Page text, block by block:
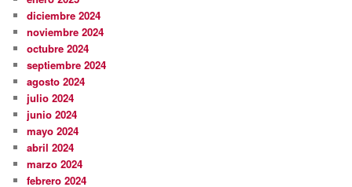
diciembre 2024
noviembre 2024
octubre 2024
septiembre 2024
agosto 2024
julio 2024
junio 2024
mayo 2024
abril 2024
marzo 2024
febrero 2024